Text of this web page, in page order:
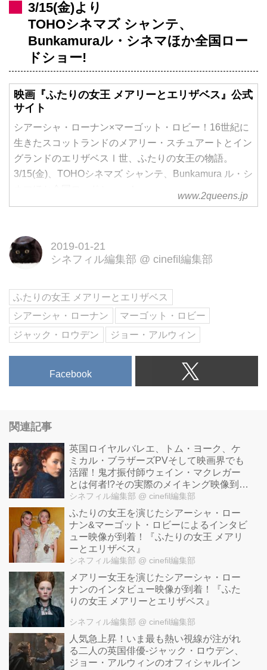
3/15(金)より
TOHOシネマズ シャンテ、
Bunkamuraル・シネマほか全国ロー
ドショー!
映画『ふたりの女王 メアリーとエリザベス』公式
サイト
シアーシャ・ローナン×マーゴット・ロビー！16世紀に
生きたスコットランドのメアリー・スチュアートとイン
グランドのエリザベスⅠ世、ふたりの女王の物語。
3/15(金)、TOHOシネマズ シャンテ、Bunkamura ル・シ
www.2queens.jp
2019-01-21
シネフィル編集部 @ cinefil編集部
ふたりの女王 メアリーとエリザベス
シアーシャ・ローナン
マーゴット・ロビー
ジャック・ロウデン
ジョー・アルウィン
Facebook
関連記事
英国ロイヤルバレエ、トム・ヨーク、ケ
ミカル・ブラザーズPVそして映画界でも
活躍！鬼才振付師ウェイン・マクレガー
とは何者!?その実際のメイキング映像到
着！
シネフィル編集部 @ cinefil編集部
ふたりの女王を演じたシアーシャ・ロー
ナン&マーゴット・ロビーによるインタビ
ュー映像が到着！『ふたりの女王 メアリ
ーとエリザベス』
シネフィル編集部 @ cinefil編集部
メアリー女王を演じたシアーシャ・ロー
ナンのインタビュー映像が到着！『ふた
りの女王 メアリーとエリザベス』
シネフィル編集部 @ cinefil編集部
人気急上昇！いま最も熱い視線が注がれ
る二人の英国俳優-ジャック・ロウデン、
ジョー・アルウィンのオフィシャルイン